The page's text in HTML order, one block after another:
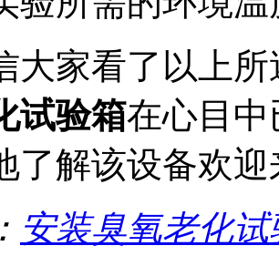
家看了以上所
试验箱在心目
了解该设备欢
安装臭氧老化